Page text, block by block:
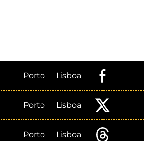
Porto Lisboa
Porto Lisboa
Porto Lisboa